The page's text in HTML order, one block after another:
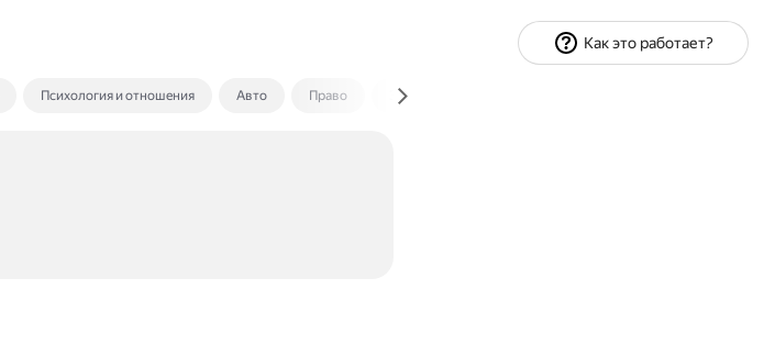
Психология и отношения Авто Право Экономика и финансы
Как это работает?